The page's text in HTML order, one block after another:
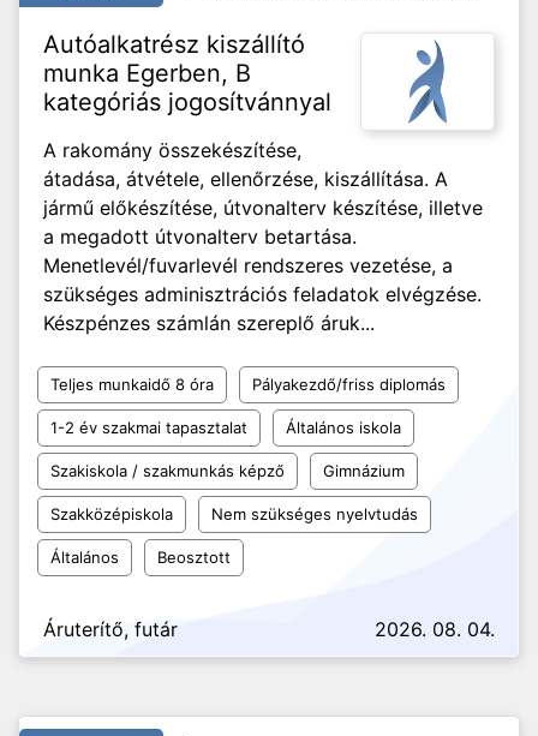
Autóalkatrész kiszállító
munka Egerben, B
kategóriás jogosítvánnyal
A rakomány összekészítése,
átadása, átvétele, ellenőrzése, kiszállítása. A
jármű előkészítése, útvonalterv készítése, illetve
a megadott útvonalterv betartása.
Menetlevél/fuvarlevél rendszeres vezetése, a
szükséges adminisztrációs feladatok elvégzése.
Készpénzes számlán szereplő áruk...
Teljes munkaidő 8 óra Pályakezdő/friss diplomás
1-2 év szakmai tapasztalat Általános iskola
Szakiskola / szakmunkás képző Gimnázium
Szakközépiskola Nem szükséges nyelvtudás
Általános Beosztott
Áruterítő, futár 2026. 08. 04.